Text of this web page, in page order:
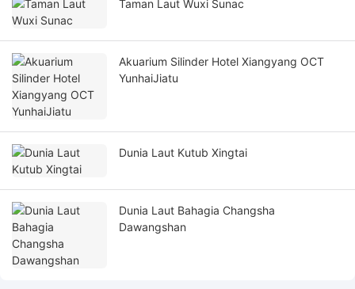
Taman Laut Wuxi Sunac
Akuarium Silinder Hotel Xiangyang OCT
YunhaiJiatu
Dunia Laut Kutub Xingtai
Dunia Laut Bahagia Changsha
Dawangshan